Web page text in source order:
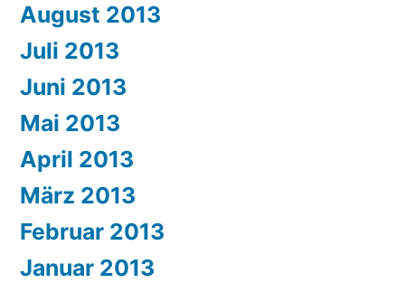
August 2013
Juli 2013
Juni 2013
Mai 2013
April 2013
März 2013
Februar 2013
Januar 2013